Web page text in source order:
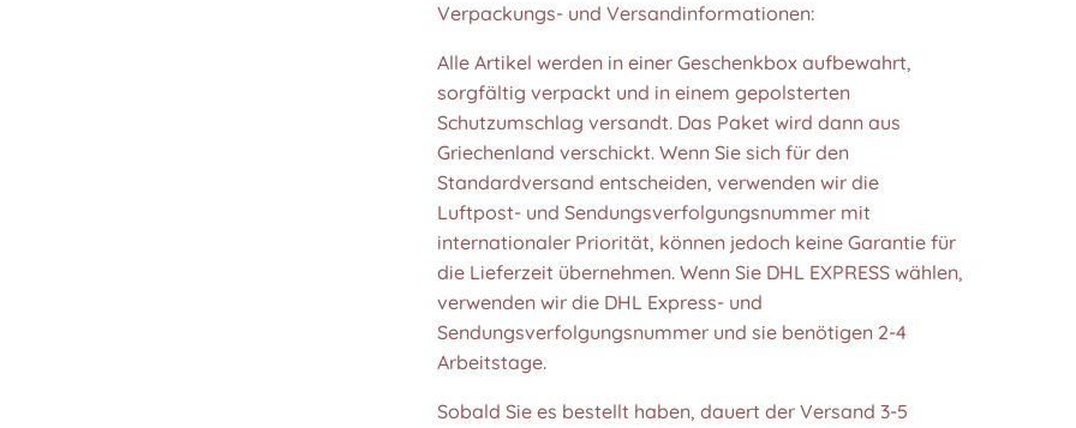
Verpackungs- und Versandinformationen:
Alle Artikel werden in einer Geschenkbox aufbewahrt,
sorgfältig verpackt und in einem gepolsterten
Schutzumschlag versandt. Das Paket wird dann aus
Griechenland verschickt. Wenn Sie sich für den
Standardversand entscheiden, verwenden wir die
Luftpost- und Sendungsverfolgungsnummer mit
internationaler Priorität, können jedoch keine Garantie für
die Lieferzeit übernehmen. Wenn Sie DHL EXPRESS wählen,
verwenden wir die DHL Express- und
Sendungsverfolgungsnummer und sie benötigen 2-4
Arbeitstage.
Sobald Sie es bestellt haben, dauert der Versand 3-5